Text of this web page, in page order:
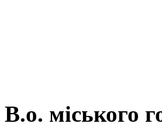
В.о. міського